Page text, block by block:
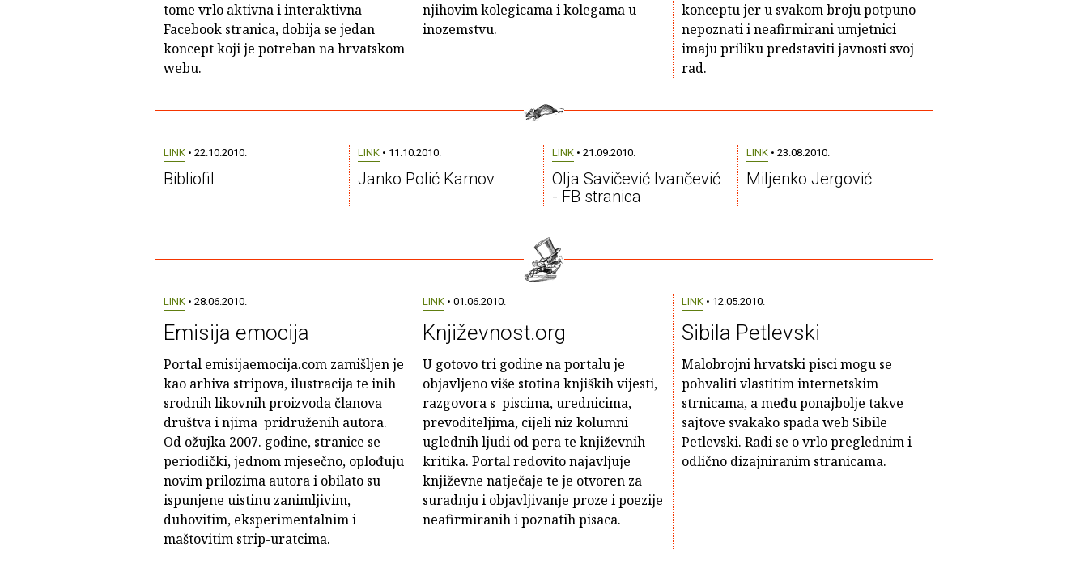
tome vrlo aktivna i interaktivna
Facebook stranica, dobija se jedan
koncept koji je potreban na hrvatskom
webu.
njihovim kolegicama i kolegama u
inozemstvu.
konceptu jer u svakom broju potpuno
nepoznati i neafirmirani umjetnici
imaju priliku predstaviti javnosti svoj
rad.
LINK• 22.10.2010.
Bibliofil
LINK• 11.10.2010.
Janko Polić Kamov
LINK• 21.09.2010.
Olja Savičević Ivančević
- FB stranica
LINK• 23.08.2010.
Miljenko Jergović
LINK• 28.06.2010.
Emisija emocija
Portal emisijaemocija.com zamišljen je
kao arhiva stripova, ilustracija te inih
srodnih likovnih proizvoda članova
društva i njima pridruženih autora.
Od ožujka 2007. godine, stranice se
periodički, jednom mjesečno, oplođuju
novim prilozima autora i obilato su
ispunjene uistinu zanimljivim,
duhovitim, eksperimentalnim i
maštovitim strip-uratcima.
LINK• 01.06.2010.
Književnost.org
U gotovo tri godine na portalu je
objavljeno više stotina knjiških vijesti,
razgovora s piscima, urednicima,
prevoditeljima, cijeli niz kolumni
uglednih ljudi od pera te književnih
kritika. Portal redovito najavljuje
književne natječaje te je otvoren za
suradnju i objavljivanje proze i poezije
neafirmiranih i poznatih pisaca.
LINK• 12.05.2010.
Sibila Petlevski
Malobrojni hrvatski pisci mogu se
pohvaliti vlastitim internetskim
strnicama, a među ponajbolje takve
sajtove svakako spada web Sibile
Petlevski. Radi se o vrlo preglednim i
odlično dizajniranim stranicama.